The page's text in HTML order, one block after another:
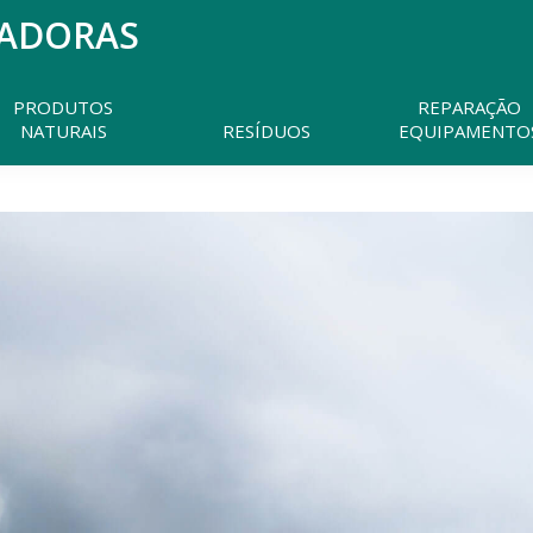
PRODUTOS
NATURAIS
RESÍDUOS
REPARAÇÃO